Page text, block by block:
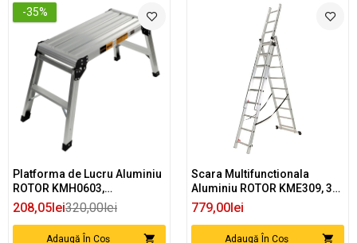
-35%
Platforma de Lucru Aluminiu
ROTOR KMH0603,
78x30x50cm, pentru lucru la
inaltime
208,05lei320,00lei
Adaugă În Coș
Scara Multifunctionala
Aluminiu ROTOR KME309, 3x9
trepte, pentru diverse utilizari
779,00lei
Adaugă În Coș